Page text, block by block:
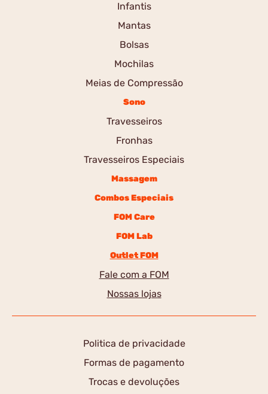
Infantis
Mantas
Bolsas
Mochilas
Meias de Compressão
Sono
Travesseiros
Fronhas
Travesseiros Especiais
Massagem
Combos Especiais
FOM Care
FOM Lab
Outlet FOM
Fale com a FOM
Nossas lojas
Politica de privacidade
Formas de pagamento
Trocas e devoluções